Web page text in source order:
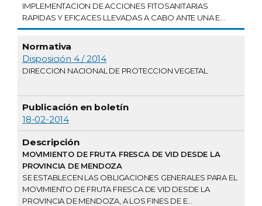
IMPLEMENTACION DE ACCIONES FITOSANITARIAS
RAPIDAS Y EFICACES LLEVADAS A CABO ANTE UNA E...
Disposición 4 / 2014
DIRECCION NACIONAL DE PROTECCION VEGETAL
18-02-2014
MOVIMIENTO DE FRUTA FRESCA DE VID DESDE LA
PROVINCIA DE MENDOZA
SE ESTABLECEN LAS OBLIGACIONES GENERALES PARA EL
MOVIMIENTO DE FRUTA FRESCA DE VID DESDE LA
PROVINCIA DE MENDOZA, A LOS FINES DE E...